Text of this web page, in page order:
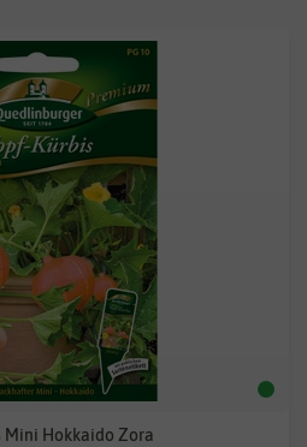
Mini Hokkaido Zora